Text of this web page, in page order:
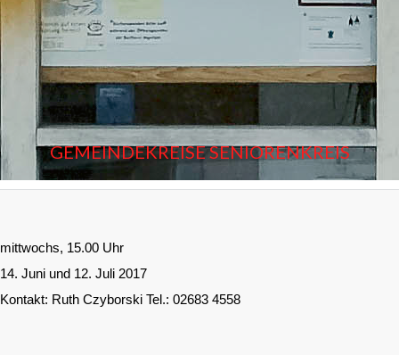
GEMEINDEKREISE SENIORENKREIS
mittwochs, 15.00 Uhr
14. Juni und 12. Juli 2017
Kontakt: Ruth Czyborski Tel.: 02683 4558